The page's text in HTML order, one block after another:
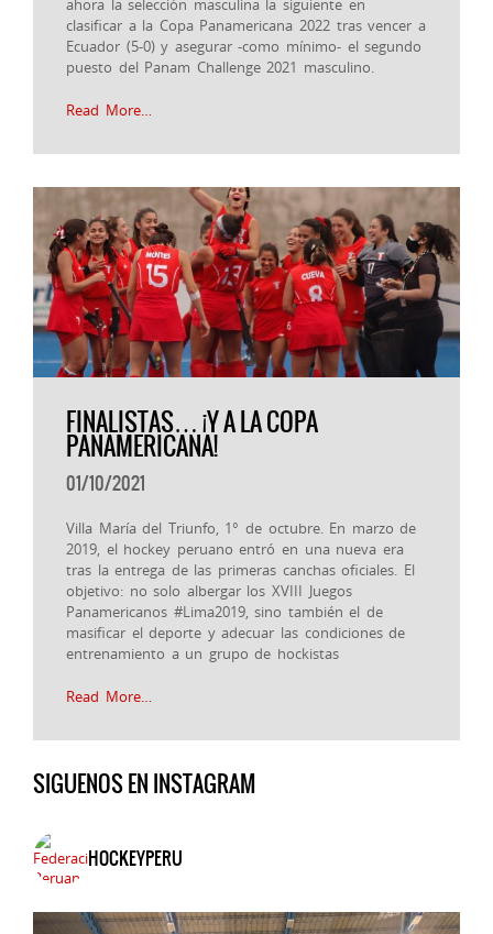
ahora la selección masculina la siguiente en
clasificar a la Copa Panamericana 2022 tras vencer a
Ecuador (5-0) y asegurar -como mínimo- el segundo
puesto del Panam Challenge 2021 masculino.
Read More…
FINALISTAS… ¡Y A LA COPA
PANAMERICANA!
01/10/2021
Villa María del Triunfo, 1° de octubre. En marzo de
2019, el hockey peruano entró en una nueva era
tras la entrega de las primeras canchas oficiales. El
objetivo: no solo albergar los XVIII Juegos
Panamericanos #Lima2019, sino también el de
masificar el deporte y adecuar las condiciones de
entrenamiento a un grupo de hockistas
Read More…
SIGUENOS EN INSTAGRAM
HOCKEYPERU